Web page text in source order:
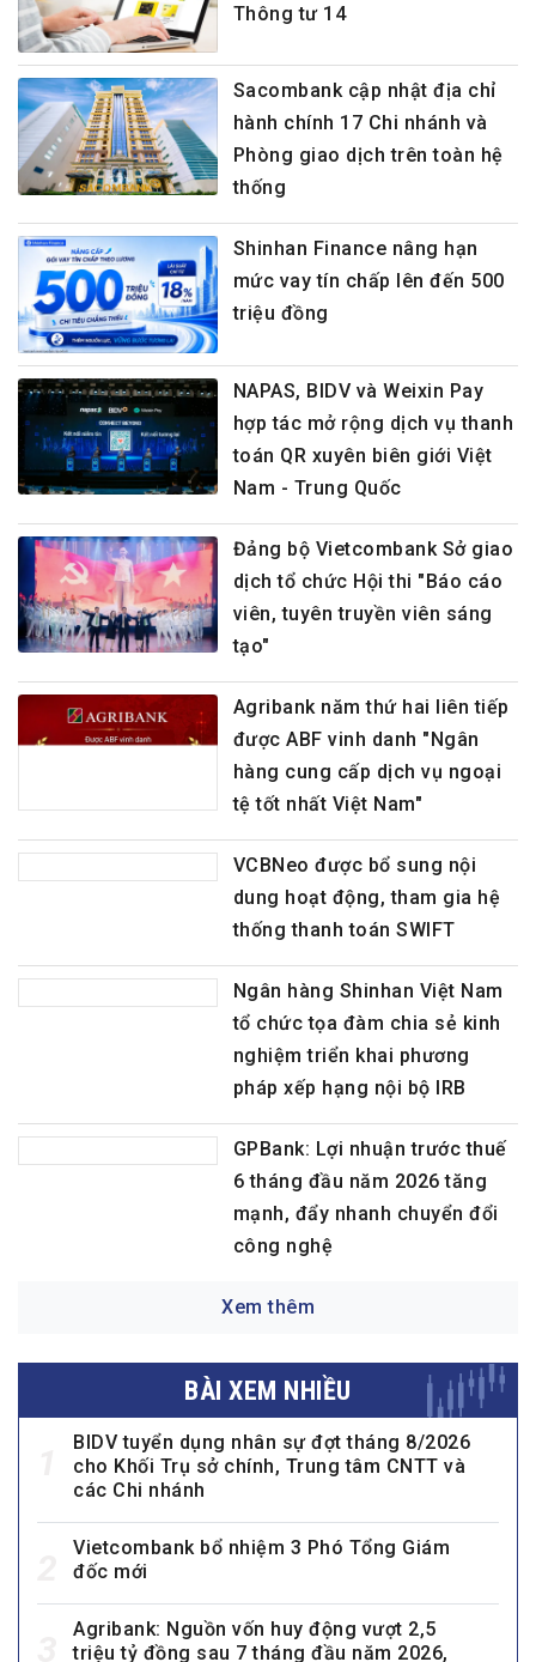
Thông tư 14
Sacombank cập nhật địa chỉ
hành chính 17 Chi nhánh và
Phòng giao dịch trên toàn hệ
thống
Shinhan Finance nâng hạn
mức vay tín chấp lên đến 500
triệu đồng
NAPAS, BIDV và Weixin Pay
hợp tác mở rộng dịch vụ thanh
toán QR xuyên biên giới Việt
Nam - Trung Quốc
Đảng bộ Vietcombank Sở giao
dịch tổ chức Hội thi "Báo cáo
viên, tuyên truyền viên sáng
tạo"
Agribank năm thứ hai liên tiếp
được ABF vinh danh "Ngân
hàng cung cấp dịch vụ ngoại
tệ tốt nhất Việt Nam"
VCBNeo được bổ sung nội
dung hoạt động, tham gia hệ
thống thanh toán SWIFT
Ngân hàng Shinhan Việt Nam
tổ chức tọa đàm chia sẻ kinh
nghiệm triển khai phương
pháp xếp hạng nội bộ IRB
GPBank: Lợi nhuận trước thuế
6 tháng đầu năm 2026 tăng
mạnh, đẩy nhanh chuyển đổi
BÀI XEM NHIỀU
BIDV tuyển dụng nhân sự đợt tháng 8/2026
cho Khối Trụ sở chính, Trung tâm CNTT và
các Chi nhánh
2
Vietcombank bổ nhiệm 3 Phó Tổng Giám
đốc mới